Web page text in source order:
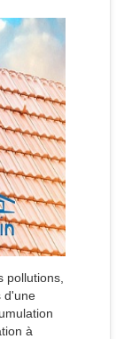
pollutions,
d'une
à